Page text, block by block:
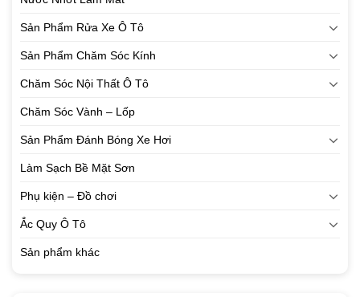
Sản Phẩm Rửa Xe Ô Tô
Sản Phẩm Chăm Sóc Kính
Chăm Sóc Nội Thất Ô Tô
Chăm Sóc Vành – Lốp
Sản Phẩm Đánh Bóng Xe Hơi
Làm Sạch Bề Mặt Sơn
Phụ kiện – Đồ chơi
Ắc Quy Ô Tô
Sản phẩm khác